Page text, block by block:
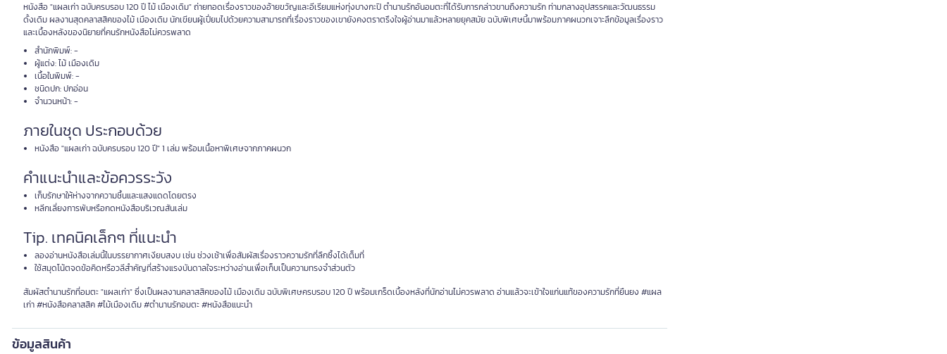
หนังสือ "แผลเก่า ฉบับครบรอบ 120 ปี ไม้ เมืองเดิม" ถ่ายทอดเรื่องราวของอ้ายขวัญและอีเรียมแห่งทุ่งบางกะปิ ตำนานรักอันอมตะที่ได้รับการกล่าวขานถึงความรัก ท่ามกลางอุปสรรคและวัฒนธรรม
ดั้งเดิม ผลงานสุดคลาสสิคของไม้ เมืองเดิม นักเขียนผู้เปี่ยมไปด้วยความสามารถที่เรื่องราวของเขายังคงตราตรึงใจผู้อ่านมาแล้วหลายยุคสมัย ฉบับพิเศษนี้มาพร้อมภาคผนวกเจาะลึกข้อมูลเรื่องราว
และเบื้องหลังของนิยายที่คนรักหนังสือไม่ควรพลาด
สำนักพิมพ์: -
ผู้แต่ง: ไม้ เมืองเดิม
เนื้อในพิมพ์: -
ชนิดปก: ปกอ่อน
จำนวนหน้า: -
ภายในชุด ประกอบด้วย
หนังสือ "แผลเก่า ฉบับครบรอบ 120 ปี" 1 เล่ม พร้อมเนื้อหาพิเศษจากภาคผนวก
คำแนะนำและข้อควรระวัง
เก็บรักษาให้ห่างจากความชื้นและแสงแดดโดยตรง
หลีกเลี่ยงการพับหรือกดหนังสือบริเวณสันเล่ม
Tip. เทคนิคเล็กๆ ที่แนะนำ
ลองอ่านหนังสือเล่มนี้ในบรรยากาศเงียบสงบ เช่น ช่วงเช้าเพื่อสัมผัสเรื่องราวความรักที่ลึกซึ้งได้เต็มที่
ใช้สมุดโน้ตจดข้อคิดหรือวลีสำคัญที่สร้างแรงบันดาลใจระหว่างอ่านเพื่อเก็บเป็นความทรงจำส่วนตัว
สัมผัสตำนานรักที่อมตะ "แผลเก่า" ซึ่งเป็นผลงานคลาสสิคของไม้ เมืองเดิม ฉบับพิเศษครบรอบ 120 ปี พร้อมเกร็ดเบื้องหลังที่นักอ่านไม่ควรพลาด อ่านแล้วจะเข้าใจแก่นแท้ของความรักที่ยืนยง #แผล
เก่า #หนังสือคลาสสิค #ไม้เมืองเดิม #ตำนานรักอมตะ #หนังสือแนะนำ
ข้อมูลสินค้า